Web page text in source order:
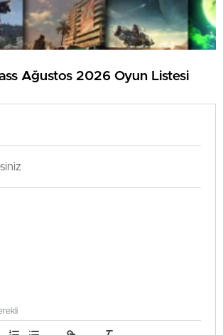
Ağustos 2026 Oyun Listesi